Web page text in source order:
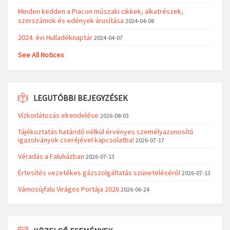
Minden kedden a Piacon műszaki cikkek, alkatrészek,
szerszámok és edények árusítása 2024-04-08
2024. évi Hulladéknaptár 2024-04-07
See All Notices
LEGUTÓBBI BEJEGYZÉSEK
Vízkorlátozás elrendelése 2026-08-03
Tájékoztatás határidő nélkül érvényes személyazonosító
igazolványok cseréjével kapcsolatba! 2026-07-17
Véradás a Faluházban 2026-07-13
Értesítés vezetékes gázszolgáltatás szüneteléséről 2026-07-13
Vámosújfalu Virágos Portája 2026 2026-06-24